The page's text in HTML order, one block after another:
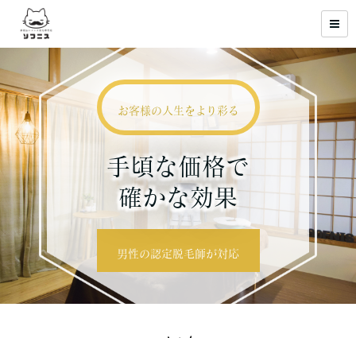
お客様の人生をより彩る
手頃な価格で
確かな効果
男性の認定脱毛師が対応